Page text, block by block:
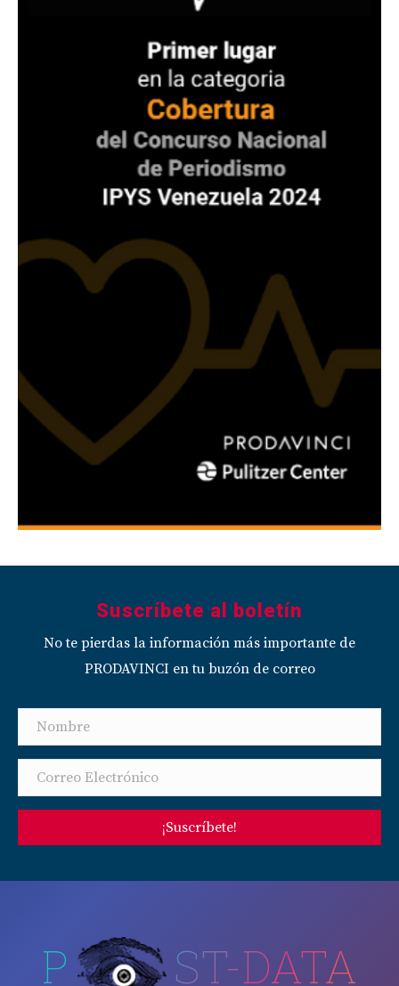
Suscríbete al boletín
No te pierdas la información más importante de
PRODAVINCI en tu buzón de correo
¡Suscríbete!
P ST-DATA